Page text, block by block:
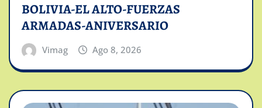
BOLIVIA-EL ALTO-FUERZAS
ARMADAS-ANIVERSARIO
Vimag Ago 8, 2026